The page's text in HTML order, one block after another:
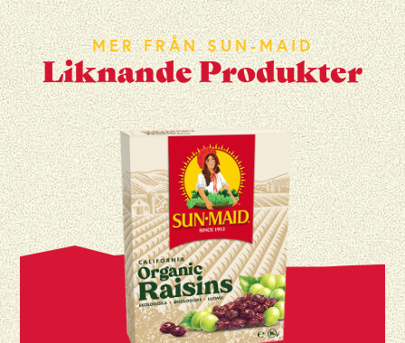
Energi (kcal)316 kcal
Energi (kJ)1322 kJ
Fett0,7 g
Varav mättat fett0 g
Kolhydrater
76,9 g
Varav socker
71,4 g
Fiber
MER FRÅN SUN-MAID
Liknande Produkter